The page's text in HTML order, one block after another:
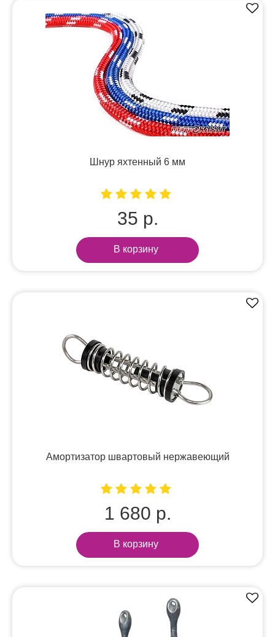
Шнур яхтенный 6 мм
35 р.
В корзину
Амортизатор швартовый нержавеющий
1 680 р.
В корзину